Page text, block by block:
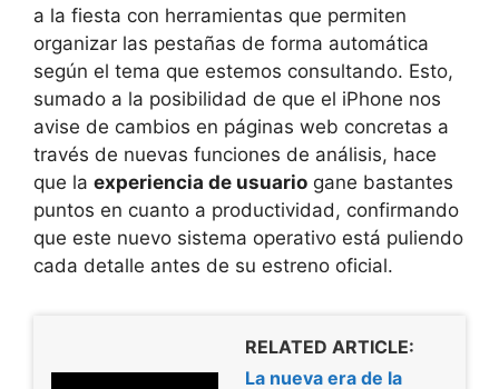
a la fiesta con herramientas que permiten
organizar las pestañas de forma automática
según el tema que estemos consultando. Esto,
sumado a la posibilidad de que el iPhone nos
avise de cambios en páginas web concretas a
través de nuevas funciones de análisis, hace
que la experiencia de usuario gane bastantes
puntos en cuanto a productividad, confirmando
que este nuevo sistema operativo está puliendo
cada detalle antes de su estreno oficial.
RELATED ARTICLE:
La nueva era de la